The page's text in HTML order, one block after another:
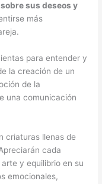
sus deseos y
más
para entender y
la creación de un
de la
una comunicación
criaturas llenas de
cada
y equilibrio en su
emocionales,